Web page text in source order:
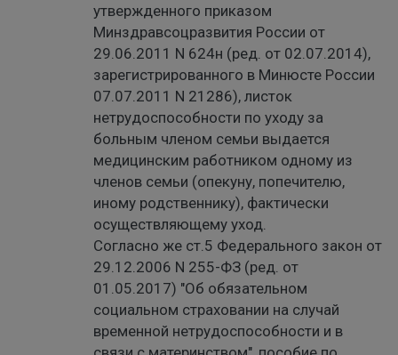
утвержденного приказом
Минздравсоцразвития России от
29.06.2011 N 624н (ред. от 02.07.2014),
зарегистрированного в Минюсте России
07.07.2011 N 21286), листок
нетрудоспособности по уходу за
больным членом семьи выдается
медицинским работником одному из
членов семьи (опекуну, попечителю,
иному родственнику), фактически
осуществляющему уход.
Согласно же ст.5 Федерального закон от
29.12.2006 N 255-ФЗ (ред. от
01.05.2017) "Об обязательном
социальном страховании на случай
временной нетрудоспособности и в